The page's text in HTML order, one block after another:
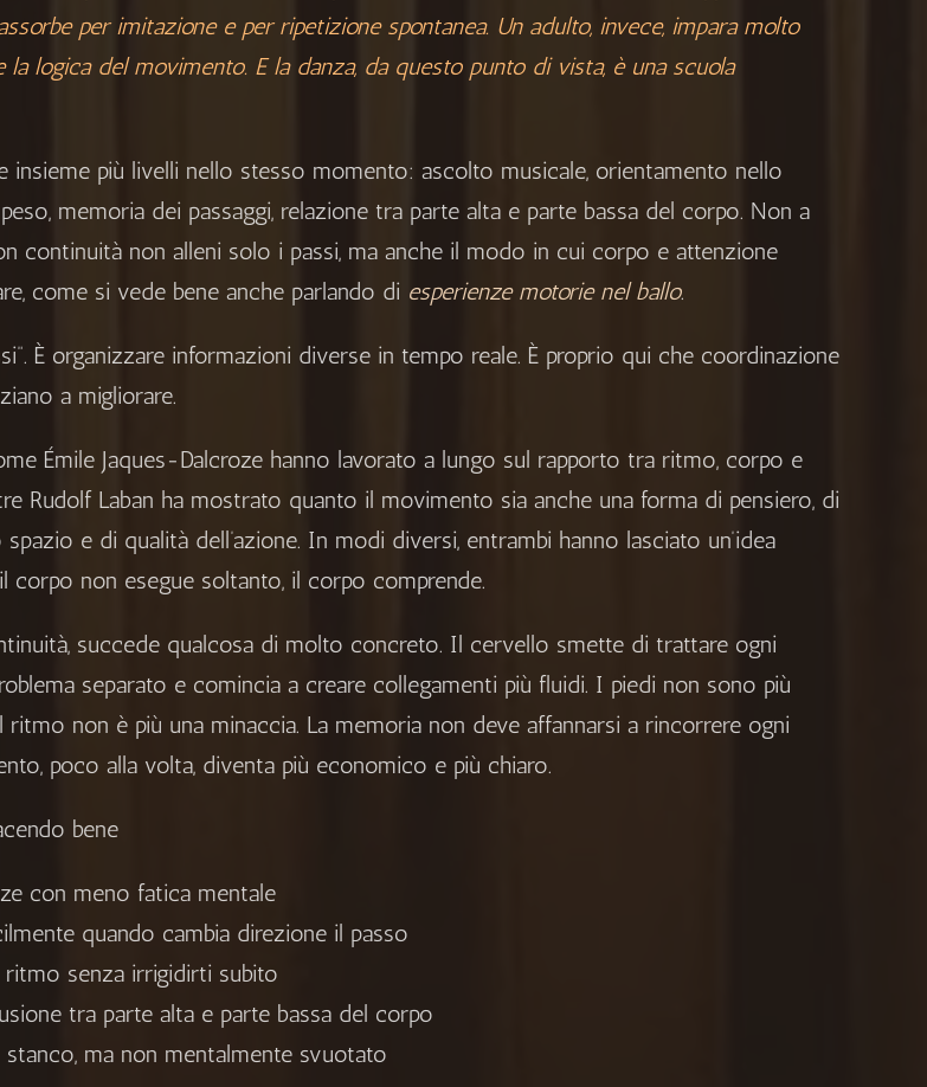
per imitazione e per ripetizione spontanea. Un adulto, invece, impara molto
la logica del movimento. E la danza, da questo punto di vista, è una scuola
insieme più livelli nello stesso momento: ascolto musicale, orientamento nello
memoria dei passaggi, relazione tra parte alta e parte bassa del corpo. Non a
continuità non alleni solo i passi, ma anche il modo in cui corpo e attenzione
come si vede bene anche parlando di esperienze motorie nel ballo.
È organizzare informazioni diverse in tempo reale. È proprio qui che coordinazione
a migliorare.
Émile Jaques-Dalcroze hanno lavorato a lungo sul rapporto tra ritmo, corpo e
Rudolf Laban ha mostrato quanto il movimento sia anche una forma di pensiero, di
e di qualità dell’azione. In modi diversi, entrambi hanno lasciato un’idea
corpo non esegue soltanto, il corpo comprende.
succede qualcosa di molto concreto. Il cervello smette di trattare ogni
separato e comincia a creare collegamenti più fluidi. I piedi non sono più
ritmo non è più una minaccia. La memoria non deve affannarsi a rincorrere ogni
poco alla volta, diventa più economico e più chiaro.
bene
con meno fatica mentale
quando cambia direzione il passo
ritmo senza irrigidirti subito
tra parte alta e parte bassa del corpo
ma non mentalmente svuotato